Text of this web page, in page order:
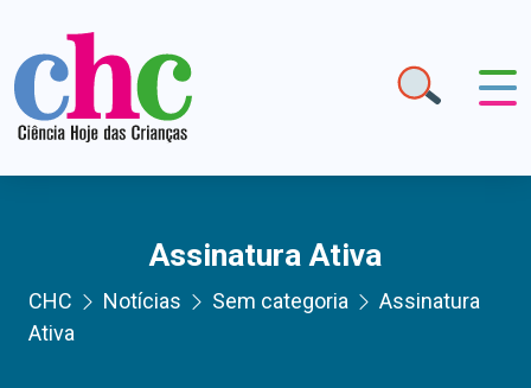
Assinatura Ativa
CHC Notícias Sem categoria
Assinatura
Ativa